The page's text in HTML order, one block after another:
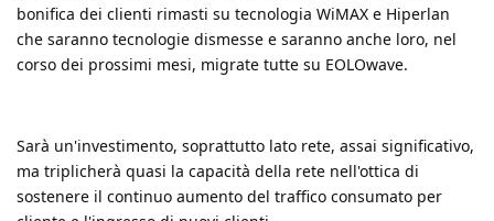
bonifica dei clienti rimasti su tecnologia WiMAX e Hiperlan
che saranno tecnologie dismesse e saranno anche loro, nel
corso dei prossimi mesi, migrate tutte su EOLOwave.
Sarà un'investimento, soprattutto lato rete, assai significativo,
ma triplicherà quasi la capacità della rete nell'ottica di
sostenere il continuo aumento del traffico consumato per